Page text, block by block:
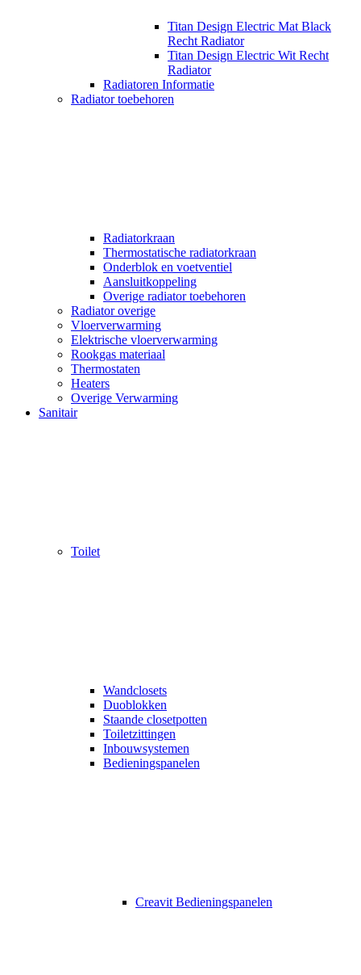
Titan Design Electric Mat Black
Recht Radiator
Titan Design Electric Wit Recht
Radiator
Radiatoren Informatie
Radiator toebehoren
Radiatorkraan
Thermostatische radiatorkraan
Onderblok en voetventiel
Aansluitkoppeling
Overige radiator toebehoren
Radiator overige
Vloerverwarming
Elektrische vloerverwarming
Rookgas materiaal
Thermostaten
Heaters
Overige Verwarming
Sanitair
Toilet
Wandclosets
Duoblokken
Staande closetpotten
Toiletzittingen
Inbouwsystemen
Bedieningspanelen
Creavit Bedieningspanelen